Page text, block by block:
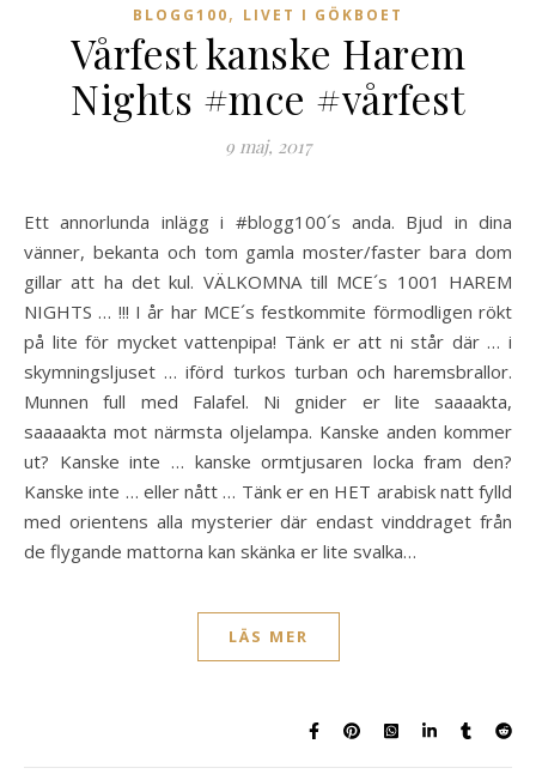
BLOGG100, LIVET I GÖKBOET
Vårfest kanske Harem
Nights #mce #vårfest
9 maj, 2017
Ett annorlunda inlägg i #blogg100´s anda. Bjud in dina
vänner, bekanta och tom gamla moster/faster bara dom
gillar att ha det kul. VÄLKOMNA till MCE´s 1001 HAREM
NIGHTS … !!! I år har MCE´s festkommite förmodligen rökt
på lite för mycket vattenpipa! Tänk er att ni står där … i
skymningsljuset … iförd turkos turban och haremsbrallor.
Munnen full med Falafel. Ni gnider er lite saaaakta,
saaaaakta mot närmsta oljelampa. Kanske anden kommer
ut? Kanske inte … kanske ormtjusaren locka fram den?
Kanske inte … eller nått … Tänk er en HET arabisk natt fylld
med orientens alla mysterier där endast vinddraget från
de flygande mattorna kan skänka er lite svalka…
LÄS MER